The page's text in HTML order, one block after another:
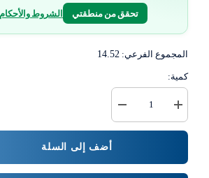
تحقق من منطقتي الشروط والأحكام
المجموع الفرعي: 14.52
كمية:
كمية
{{
المنتج
زيادة
كمية
موزع
مع
أضف إلى السلة